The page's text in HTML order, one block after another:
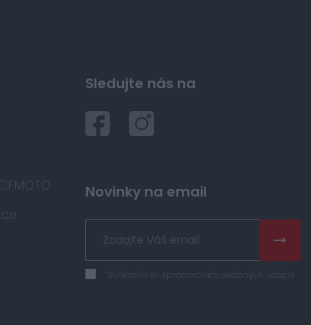
Sledujte nás na
Novinky na email
Súhlasím so spracovaním osobných údajov